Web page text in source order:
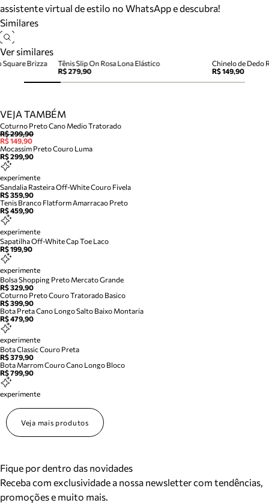
assistente virtual de estilo no WhatsApp e descubra!
Similares
Ver similares
Tênis Slip On Rosa Lona Elástico
R$ 279,90
Chinelo de Dedo
R$ 149,90
Square Brizza
VEJA TAMBÉM
Coturno Preto Cano Medio Tratorado
R$ 299,90
R$ 149,90
Mocassim Preto Couro Luma
R$ 299,90
experimente
Sandalia Rasteira Off-White Couro Fivela
R$ 359,90
Tenis Branco Flatform Amarracao Preto
R$ 459,90
experimente
Sapatilha Off-White Cap Toe Laco
R$ 199,90
experimente
Bolsa Shopping Preto Mercato Grande
R$ 329,90
Coturno Preto Couro Tratorado Basico
R$ 399,90
Bota Preta Cano Longo Salto Baixo Montaria
R$ 479,90
experimente
Bota Classic Couro Preta
R$ 379,90
Bota Marrom Couro Cano Longo Bloco
R$ 799,90
experimente
Veja mais produtos
Fique por dentro das novidades
Receba com exclusividade a nossa newsletter com tendências,
promoções e muito mais.